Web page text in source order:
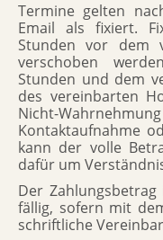
Termine gelten
Email als fixiert.
Stunden vor dem
verschoben
Stunden und dem
des vereinbarten
Nicht-
Kontaktaufnahme
kann der volle
dafür um
Der
fällig, sofern mit
schriftliche